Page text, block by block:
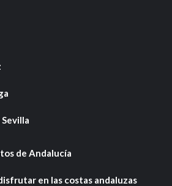
de Andalucía
en las costas andaluzas